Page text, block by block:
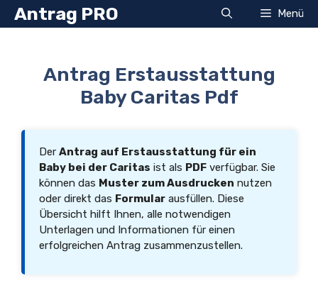
Zum
InhaltAntrag PRO Menü
Antrag Erstausstattung
Baby Caritas Pdf
Der Antrag auf Erstausstattung für ein
Baby bei der Caritas ist als PDF verfügbar. Sie
können das Muster zum Ausdrucken nutzen
oder direkt das Formular ausfüllen. Diese
Übersicht hilft Ihnen, alle notwendigen
Unterlagen und Informationen für einen
erfolgreichen Antrag zusammenzustellen.